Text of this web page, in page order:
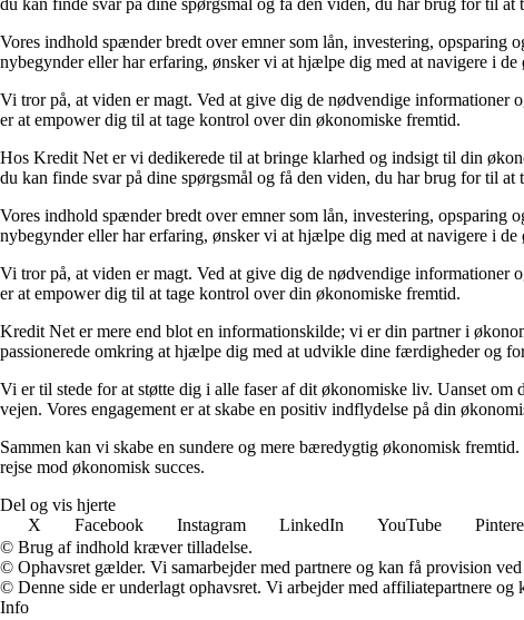
du kan finde svar på dine spørgsmål og få den viden, du har brug for til
Vores indhold spænder bredt over emner som lån, investering,
nybegynder eller har erfaring, ønsker vi at hjælpe dig med at navigere i
Vi tror på, at viden er magt. Ved at give dig de nødvendige informationer
er at empower dig til at tage kontrol over din økonomiske fremtid.
Hos Kredit Net er vi dedikerede til at bringe klarhed og indsigt til din
du kan finde svar på dine spørgsmål og få den viden, du har brug for til
Vores indhold spænder bredt over emner som lån, investering,
nybegynder eller har erfaring, ønsker vi at hjælpe dig med at navigere i
Vi tror på, at viden er magt. Ved at give dig de nødvendige informationer
er at empower dig til at tage kontrol over din økonomiske fremtid.
Kredit Net er mere end blot en informationskilde; vi er din partner i
passionerede omkring at hjælpe dig med at udvikle dine færdigheder og
Vi er til stede for at støtte dig i alle faser af dit økonomiske liv. Uanset
vejen. Vores engagement er at skabe en positiv indflydelse på din
Sammen kan vi skabe en sundere og mere bæredygtig økonomisk
rejse mod økonomisk succes.
Del og vis hjerte
X
Facebook Instagram LinkedIn YouTube
© Brug af indhold kræver tilladelse.
© Ophavsret gælder. Vi samarbejder med partnere og kan få provision
© Denne side er underlagt ophavsret. Vi arbejder med affiliatepartnere
Info